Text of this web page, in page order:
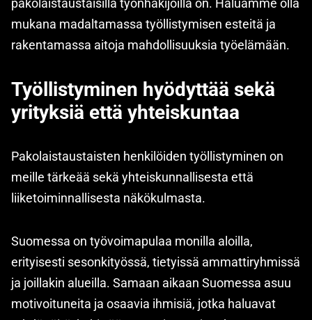
pakolaistaustaisilla työnhakijoilla on. Haluamme olla
mukana madaltamassa työllistymisen esteitä ja
rakentamassa aitoja mahdollisuuksia työelämään.
Työllistyminen hyödyttää sekä
yrityksiä että yhteiskuntaa
Pakolaistaustaisten henkilöiden työllistyminen on
meille tärkeää sekä yhteiskunnallisesta että
liiketoiminnallisesta näkökulmasta.
Suomessa on työvoimapulaa monilla aloilla,
erityisesti sesonkityössä, tietyissä ammattiryhmissä
ja joillakin alueilla. Samaan aikaan Suomessa asuu
motivoituneita ja osaavia ihmisiä, jotka haluavat